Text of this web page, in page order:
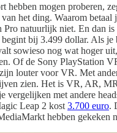
mogen proberen,
het ding. Waarom
natuurlijk niet. En dan
bij 3.499 dollar. Als
sowieso nog wat hoger
Of de Sony PlayStation
louter voor VR. Met
zien. Het is VR, AR,
met andere
Leap 2 kost 3.700 euro.
hebben gekeken